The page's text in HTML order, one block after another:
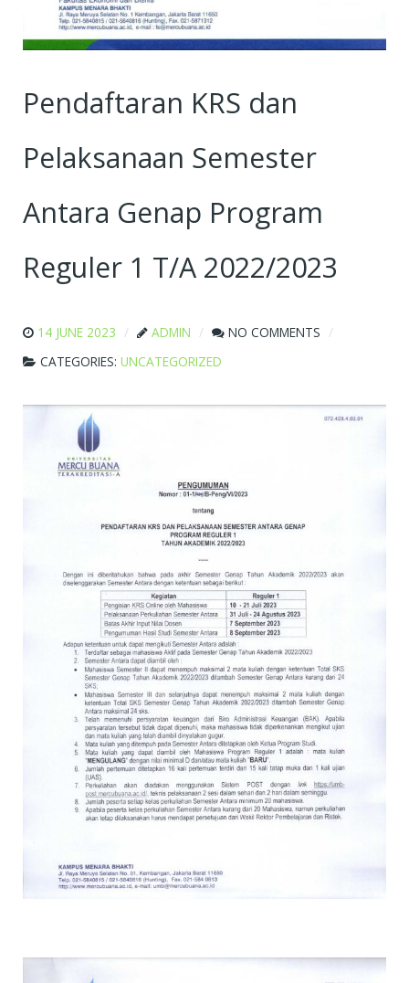
Pendaftaran KRS dan
Pelaksanaan Semester
Antara Genap Program
Reguler 1 T/A 2022/2023
14 JUNE 2023 ADMIN
NO COMMENTS
CATEGORIES: UNCATEGORIZED